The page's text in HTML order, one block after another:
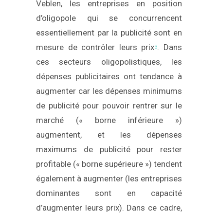
Veblen, les entreprises en position
d’oligopole qui se concurrencent
essentiellement par la publicité sont en
mesure de contrôler leurs prix3. Dans
ces secteurs oligopolistiques, les
dépenses publicitaires ont tendance à
augmenter car les dépenses minimums
de publicité pour pouvoir rentrer sur le
marché (« borne inférieure »)
augmentent, et les dépenses
maximums de publicité pour rester
profitable (« borne supérieure ») tendent
également à augmenter (les entreprises
dominantes sont en capacité
d’augmenter leurs prix). Dans ce cadre,